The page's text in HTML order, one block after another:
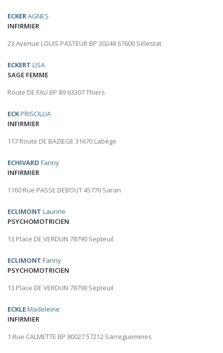
ECKERAGNES
INFIRMIER
23 Avenue LOUIS PASTEUR BP 30248 67600 Sélestat
ECKERT LISA
SAGE FEMME
Route DE FAU BP 89 63307 Thiers
ECKPRISCILLIA
INFIRMIER
117 Route DE BAZIEGE 31670 Labège
ECHIVARD Fanny
INFIRMIER
1160 Rue PASSE DEBOUT 45770 Saran
ECLIMONT Laurine
PSYCHOMOTRICIEN
13 Place DE VERDUN 78790 Septeuil
ECLIMONT Fanny
PSYCHOMOTRICIEN
13 Place DE VERDUN 78790 Septeuil
ECKLEMadeleine
INFIRMIER
1 Rue CALMETTE BP 80027 57212 Sarreguemines